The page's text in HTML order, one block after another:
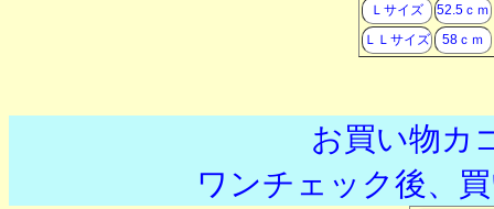
Ｌサイズ
52.5ｃｍ
ＬＬサイズ
58ｃｍ
お買い物カ
ワンチェック後、